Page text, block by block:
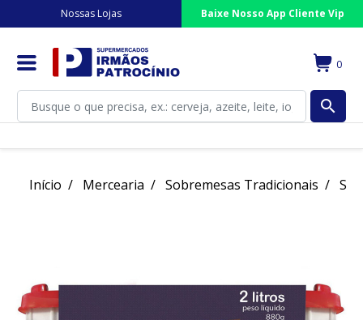
Nossas Lojas Baixe Nosso App Cliente Vip
0
search
Início Mercearia Sobremesas Tradicionais